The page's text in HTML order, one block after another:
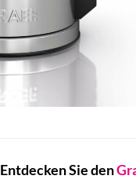
Entdecken Sie den